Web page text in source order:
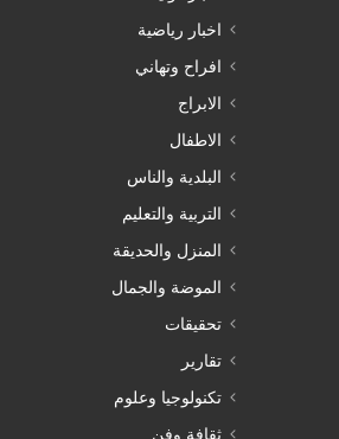
اخبار رياضية
افراح وتهاني
الابراج
الاطفال
البلدية والناس
التربية والتعليم
المنزل والحديقة
الموضة والجمال
تحقيقات
تقارير
تكنولوجيا وعلوم
ثقافة وفن